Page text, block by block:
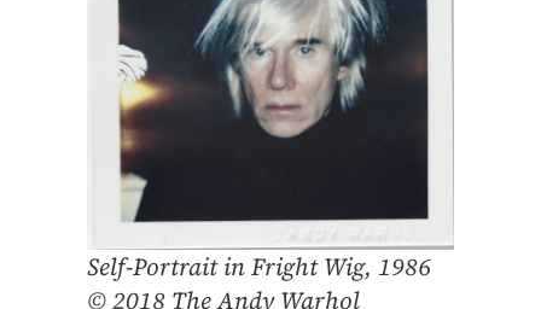
Self-Portrait in Fright Wig, 1986
© 2018 The Andy Warhol